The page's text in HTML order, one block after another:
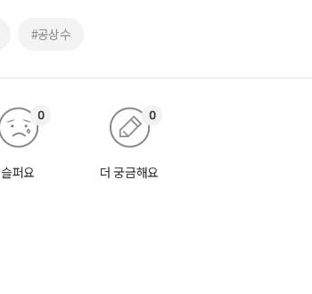
#공상수
슬퍼요
0
더 궁금해요
0